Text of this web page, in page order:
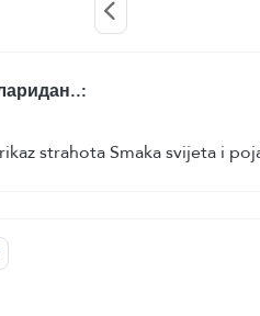
strahota Smaka svijeta i